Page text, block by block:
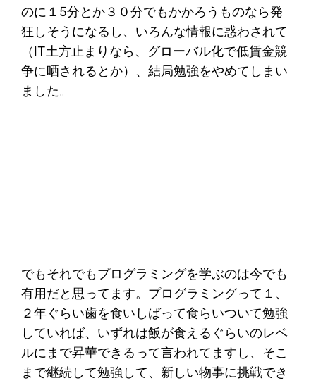
のに１5分とか３０分でもかかろうものなら発
狂しそうになるし、いろんな情報に惑わされて
（IT土方止まりなら、グローバル化で低賃金競
争に晒されるとか）、結局勉強をやめてしまい
ました。
でもそれでもプログラミングを学ぶのは今でも
有用だと思ってます。プログラミングって１、
２年ぐらい歯を食いしばって食らいついて勉強
していれば、いずれは飯が食えるぐらいのレベ
ルにまで昇華できるって言われてますし、そこ
まで継続して勉強して、新しい物事に挑戦でき